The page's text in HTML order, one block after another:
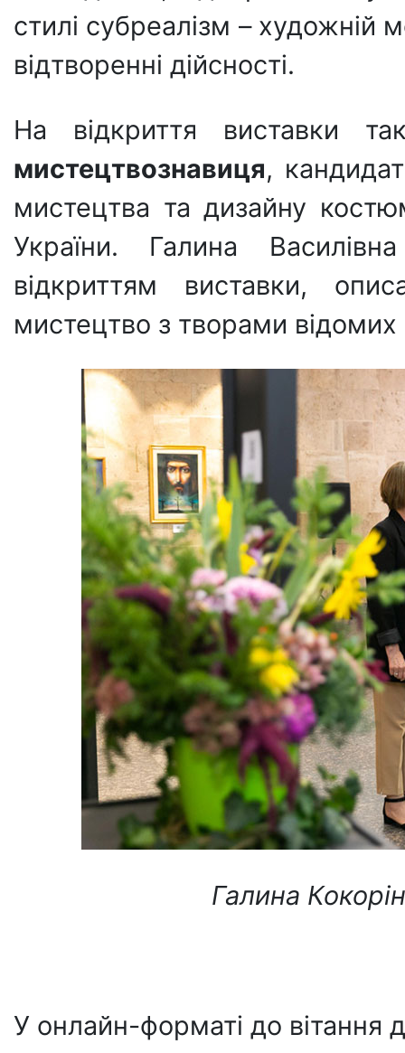
стилі субреалізм – художній
відтворенні дійсності.
На відкриття виставки
мистецтвознавиця,
мистецтва та дизайну
України. Галина
відкриттям виставки,
мистецтво з творами
Галина
У онлайн-форматі до вітання